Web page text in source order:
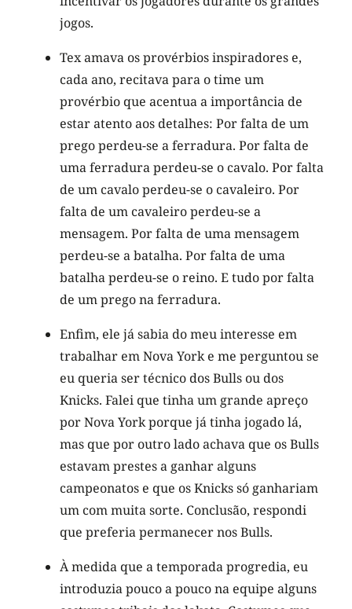
jogos.
Tex amava os provérbios inspiradores e,
cada ano, recitava para o time um
provérbio que acentua a importância de
estar atento aos detalhes: Por falta de um
prego perdeu-se a ferradura. Por falta de
uma ferradura perdeu-se o cavalo. Por falta
de um cavalo perdeu-se o cavaleiro. Por
falta de um cavaleiro perdeu-se a
mensagem. Por falta de uma mensagem
perdeu-se a batalha. Por falta de uma
batalha perdeu-se o reino. E tudo por falta
de um prego na ferradura.
Enfim, ele já sabia do meu interesse em
trabalhar em Nova York e me perguntou se
eu queria ser técnico dos Bulls ou dos
Knicks. Falei que tinha um grande apreço
por Nova York porque já tinha jogado lá,
mas que por outro lado achava que os Bulls
estavam prestes a ganhar alguns
campeonatos e que os Knicks só ganhariam
um com muita sorte. Conclusão, respondi
que preferia permanecer nos Bulls.
À medida que a temporada progredia, eu
introduzia pouco a pouco na equipe alguns